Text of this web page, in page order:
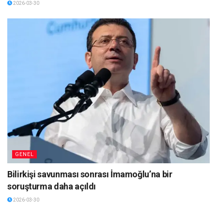
2026-03-30
GENEL
Bilirkişi savunması sonrası İmamoğlu’na bir
soruşturma daha açıldı
2026-03-30